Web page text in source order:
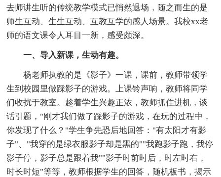
去师讲生听的传统教学模式已悄然退场，随之而生的是
师生互动、生生互动、互教互学的感人场景。我校xx老
师的语文课令人耳目一新，感受颇深。
一、导入新课，生动有趣。
杨老师执教的是《影子》一课，课前，教师带领学
生到校园里做踩影子的游戏。上课铃声响，教师将同学
们收扰于教室。趁着学生兴趣正浓，教师抓住进机，谈
话引题，"刚才我们做了踩影子的游戏，在玩的过程中，
你发现了什么？"学生争先恐后地回答："有太阳才有影
子"、"我穿的是绿衣服影子却是黑的""我跑影子跑，我停
影子停，影子总是跟着我""影子时前时后，时左时右，
时长时短"等等，教师根据学生的回答，随机板书，揭示